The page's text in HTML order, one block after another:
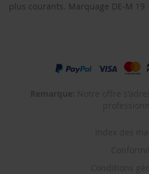
plus courants. Marquage DE-M 19